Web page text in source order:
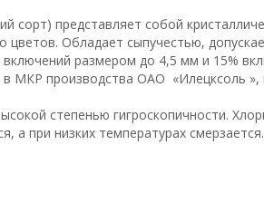
представляет собой
Обладает сыпучестью,
размером до 4,5 мм и 15%
МКР производства ОАО «Илецксоль »,
степенью гигроскопичности.
а при низких температурах смерзается.